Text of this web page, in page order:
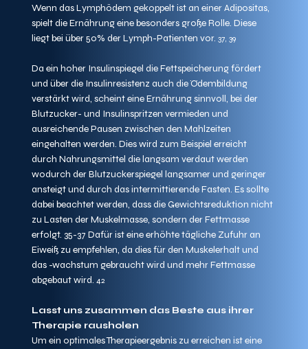
Wenn das Lymphödem gekoppelt ist an einer Adipositas,
spielt die Ernährung eine besonders große Rolle. Diese
liegt bei über 50% der Lymph-Patienten vor. 37, 39
Da ein hoher Insulinspiegel die Fettspeicherung fördert
und über die Insulinresistenz auch die Ödembildung
verstärkt wird, scheint eine Ernährung sinnvoll, bei der
Blutzucker- und Insulinspritzen vermieden und
ausreichende Pausen zwischen den Mahlzeiten
eingehalten werden. Dies wird zum Beispiel erreicht
durch Nahrungsmittel die langsam verdaut werden
wodurch der Blutzuckerspiegel langsamer und geringer
ansteigt und durch das intermittierende Fasten. Es sollte
dabei beachtet werden, dass die Gewichtsreduktion nicht
zu Lasten der Muskelmasse, sondern der Fettmasse
erfolgt. 35-37 Dafür ist eine erhöhte tägliche Zufuhr an
Eiweiß zu empfehlen, da dies für den Muskelerhalt und
das -wachstum gebraucht wird und mehr Fettmasse
abgebaut wird. 42
Lasst uns zusammen das Beste aus ihrer
Therapie rausholen
Um ein optimales Therapieergebnis zu erreichen ist eine